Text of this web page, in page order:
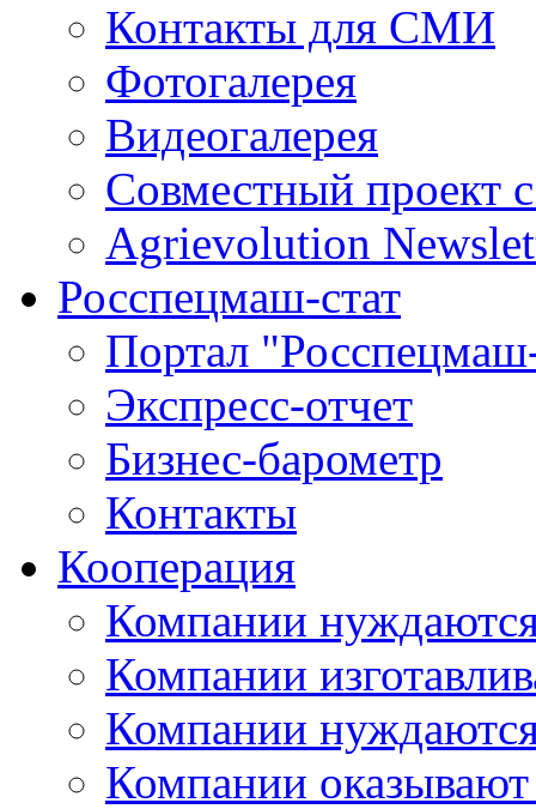
Контакты для СМИ
Фотогалерея
Видеогалерея
Совместный проект
Agrievolution
Росспецмаш-стат
Портал
Экспресс-отчет
Бизнес-барометр
Контакты
Кооперация
Компании
Компании
Компании
Компании оказывают